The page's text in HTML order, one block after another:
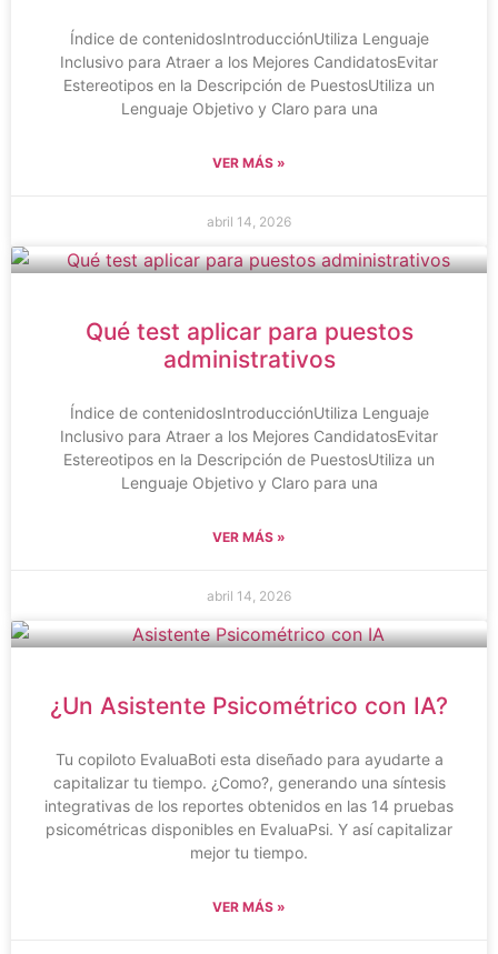
Índice de contenidosIntroducciónUtiliza Lenguaje
Inclusivo para Atraer a los Mejores CandidatosEvitar
Estereotipos en la Descripción de PuestosUtiliza un
Lenguaje Objetivo y Claro para una
VER MÁS »
abril 14, 2026
Qué test aplicar para puestos
administrativos
Índice de contenidosIntroducciónUtiliza Lenguaje
Inclusivo para Atraer a los Mejores CandidatosEvitar
Estereotipos en la Descripción de PuestosUtiliza un
Lenguaje Objetivo y Claro para una
VER MÁS »
abril 14, 2026
¿Un Asistente Psicométrico con IA?
Tu copiloto EvaluaBoti esta diseñado para ayudarte a
capitalizar tu tiempo. ¿Como?, generando una síntesis
integrativas de los reportes obtenidos en las 14 pruebas
psicométricas disponibles en EvaluaPsi. Y así capitalizar
mejor tu tiempo.
VER MÁS »